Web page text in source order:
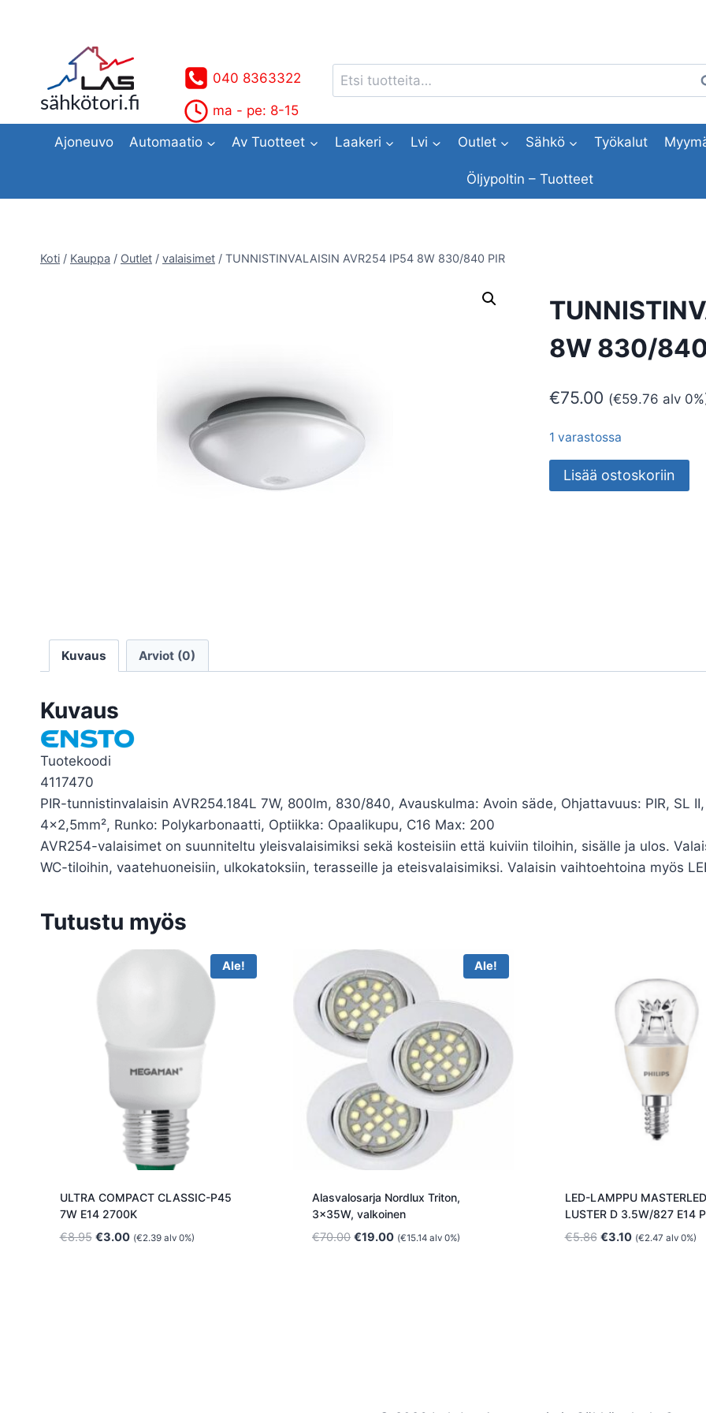
sähkötori.fi
040 8363322
ma - pe: 8-15
Etsi:
Ajoneuvo Automaatio Av Tuotteet Laakeri Lvi Outlet Sähkö Työkalut
Öljypoltin – Tuotteet
Koti / Kauppa / Outlet / valaisimet / TUNNISTINVALAISIN AVR254 IP54 8W 830/840 PIR
8W 830/
€75.00 (€59.76 alv
1 varastossa
TUNNISTINVALAISIN
AVR254
Lisää ostoskoriin
Kuvaus Arviot (0)
Kuvaus
Tuotekoodi
4117470
PIR-tunnistinvalaisin AVR254.184L 7W, 800lm, 830/840, Avauskulma: Avoin säde, Ohjattavuus: PIR, SL
4×2,5mm², Runko: Polykarbonaatti, Optiikka: Opaalikupu, C16 Max: 200
AVR254-valaisimet on suunniteltu yleisvalaisimiksi sekä kosteisiin että kuiviin tiloihin, sisälle ja ulos.
WC-tiloihin, vaatehuoneisiin, ulkokatoksiin, terasseille ja eteisvalaisimiksi. Valaisin vaihtoehtoina myös
Tutustu myös
Ale!
ULTRA COMPACT CLASSIC-P45
7W E14 2700K
€8.95 Alkuperäinen
€3.00Nykyinen
(€2.39alv 0%)
Ale!
Alasvalosarja Nordlux Triton,
3x35W, valkoinen
€70.00 Alkuperäinen
€19.00Nykyinen
(€15.14 alv 0%)
LED-LAMPPU MASTERLED
LUSTER D 3.5W/827 E14
€5.86 Alkuperäinen
€3.10Nykyinen
(€2.47 alv 0%)